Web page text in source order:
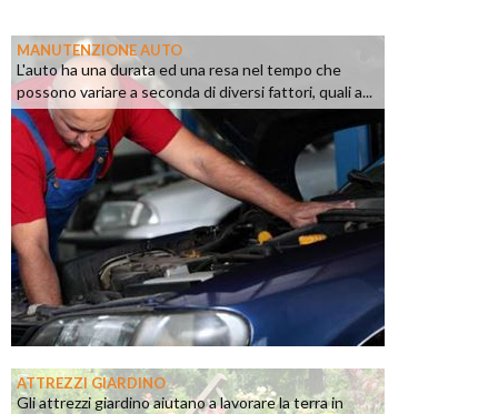
MANUTENZIONE AUTO
L'auto ha una durata ed una resa nel tempo che
possono variare a seconda di diversi fattori, quali a...
ATTREZZI GIARDINO
Gli attrezzi giardino aiutano a lavorare la terra in